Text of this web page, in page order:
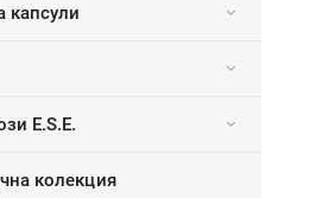
капсули
E.S.E.
колекция